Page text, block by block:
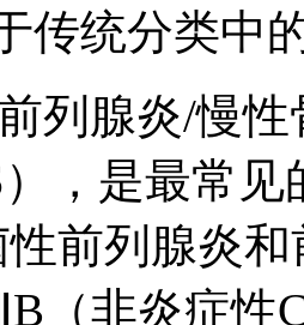
传统分类中
列腺炎/慢
），是最常
前列腺炎
（非炎症性